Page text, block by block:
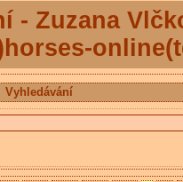
- Zuzana
Vyhledávání